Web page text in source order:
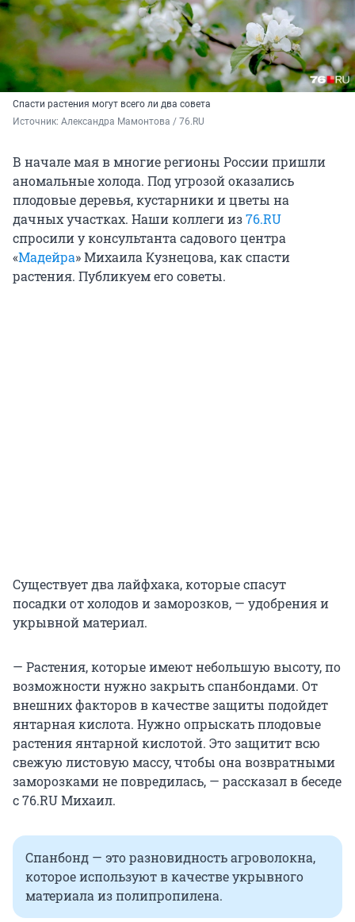
Спасти растения могут всего ли два совета
Источник: Александра Мамонтова / 76.RU
В начале мая в многие регионы России пришли
аномальные холода. Под угрозой оказались
плодовые деревья, кустарники и цветы на
дачных участках. Наши коллеги из76.RU
спросили у консультанта садового центра
«Мадейра» Михаила Кузнецова, как спасти
растения. Публикуем его советы.
Существует два лайфхака, которые спасут
посадки от холодов и заморозков, — удобрения и
укрывной материал.
— Растения, которые имеют небольшую высоту, по
возможности нужно закрыть спанбондами. От
внешних факторов в качестве защиты подойдет
янтарная кислота. Нужно опрыскать плодовые
растения янтарной кислотой. Это защитит всю
свежую листовую массу, чтобы она возвратными
заморозками не повредилась, — рассказал в беседе
с 76.RU Михаил.
Спанбонд — это разновидность агроволокна,
которое используют в качестве укрывного
материала из полипропилена.